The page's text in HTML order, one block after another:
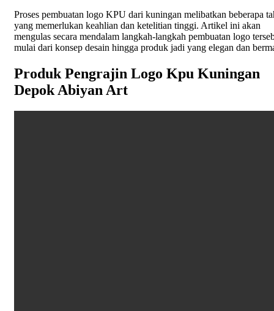
Proses pembuatan logo KPU dari kuningan melibatkan beberapa
yang memerlukan keahlian dan ketelitian tinggi. Artikel ini akan
mengulas secara mendalam langkah-langkah pembuatan logo
mulai dari konsep desain hingga produk jadi yang elegan dan
Produk Pengrajin Logo Kpu Kuningan
Depok Abiyan Art